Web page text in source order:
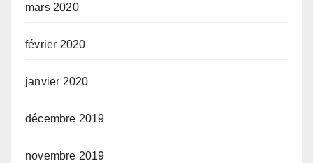
mars 2020
février 2020
janvier 2020
décembre 2019
novembre 2019